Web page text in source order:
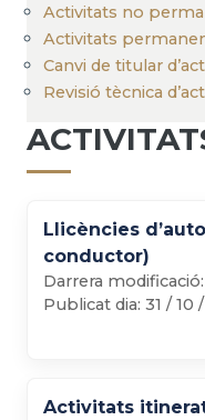
Activitats no
Activitats
Canvi de titular
Revisió tècnica
Llicències
conductor)
Darrera modificació:
Publicat dia: 31 / 10
Activitats